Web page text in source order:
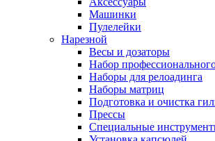
Машинки
Пулелейки
Нарезной
Весы и дозаторы
Набор
Наборы для релоадинга
Наборы матриц
Подготовка и очистка
Прессы
Специальные